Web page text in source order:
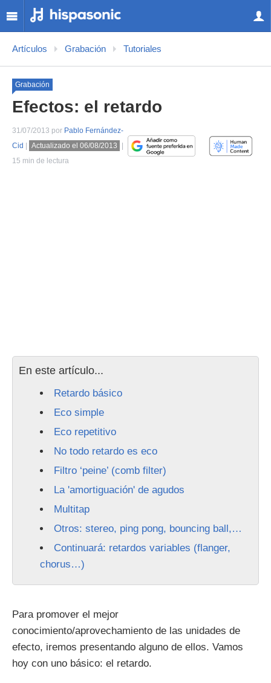
Artículos Grabación Tutoriales
Grabación
Efectos: el retardo
31/07/2013 por Pablo Fernández-
Cid
Actualizado el 06/08/2013
15 min de lectura
En este artículo...
Retardo básico
Eco simple
Eco repetitivo
No todo retardo es eco
Filtro ‘peine’ (comb filter)
La 'amortiguación' de agudos
Multitap
Otros: stereo, ping pong, bouncing ball,…
Continuará: retardos variables (flanger,
chorus…)
Para promover el mejor
conocimiento/aprovechamiento de las unidades de
efecto, iremos presentando alguno de ellos. Vamos
hoy con uno básico: el retardo.